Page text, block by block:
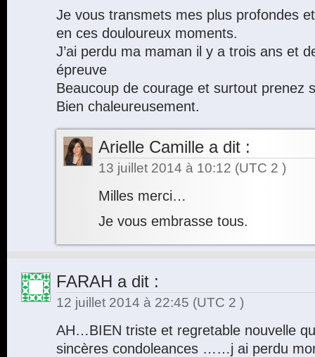
Je vous transmets mes plus profondes
en ces douloureux moments.
J’ai perdu ma maman il y a trois ans et
épreuve
Beaucoup de courage et surtout prenez
Bien chaleureusement.
Arielle Camille a dit :
13 juillet 2014 à 10:12 (UTC 2 )
Milles merci…
Je vous embrasse tous.
FARAH a dit :
12 juillet 2014 à 22:45 (UTC 2 )
AH…BIEN triste et regretable nouvelle
sincères condoleances ……j ai perdu